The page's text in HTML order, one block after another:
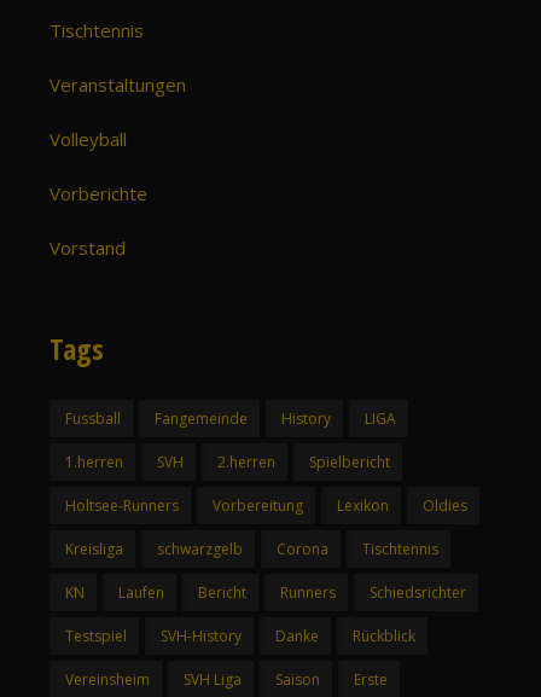
Tischtennis
Veranstaltungen
Volleyball
Vorberichte
Vorstand
Tags
Fussball Fangemeinde History LIGA
1.herren SVH 2.herren Spielbericht
Holtsee-Runners Vorbereitung Lexikon Oldies
Kreisliga schwarzgelb Corona Tischtennis
KN Laufen Bericht Runners Schiedsrichter
Testspiel SVH-History Danke Rückblick
Vereinsheim SVH Liga Saison Erste